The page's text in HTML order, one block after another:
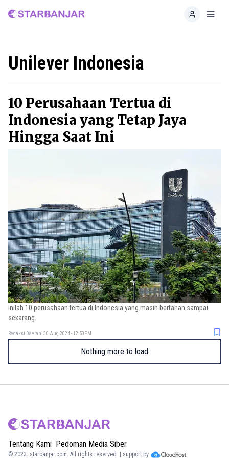
Home
Unilever Indonesia
10 Perusahaan Tertua di
Indonesia yang Tetap Jaya
Hingga Saat Ini
Inilah 10 perusahaan tertua di Indonesia yang masih bertahan sampai
sekarang.
Redaksi Daerah 30 Aug 2024 - 12:50PM
Nothing more to load
Tentang Kami Pedoman Media Siber
© 2023. starbanjar.com. All rights reserved. | support by